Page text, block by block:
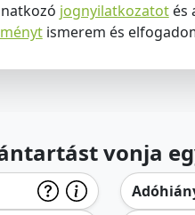
jognyilatkozatotés
ismerem és
vonja